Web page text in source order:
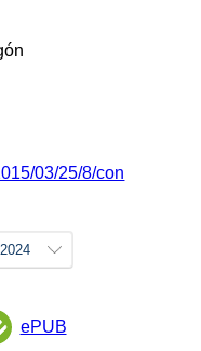
03/25/8/con
ePUB